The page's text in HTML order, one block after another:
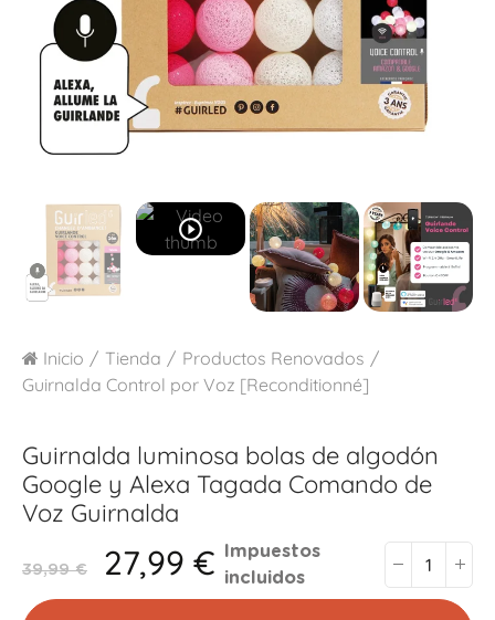
play_circle_outline
Inicio Tienda
Productos Renovados
Guirnalda Control por Voz [Reconditionné]
Guirnalda luminosa bolas de algodón
Google y Alexa Tagada Comando de
Voz Guirnalda
39,99 € 27,99 €
Impuestos
incluidos